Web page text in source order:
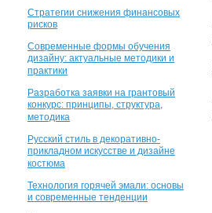
Стратегии снижения финансовых
рисков
Современные формы обучения
дизайну: актуальные методики и
практики
Разработка заявки на грантовый
конкурс: принципы, структура,
методика
Русский стиль в декоративно-
прикладном искусстве и дизайне
костюма
Технология горячей эмали: основы
и современные тенденции